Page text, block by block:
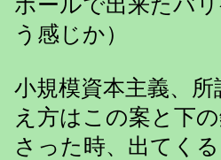
ボールで出来たバ
う感じか）
小規模資本主義、
え方はこの案と下
さった時、出てくる